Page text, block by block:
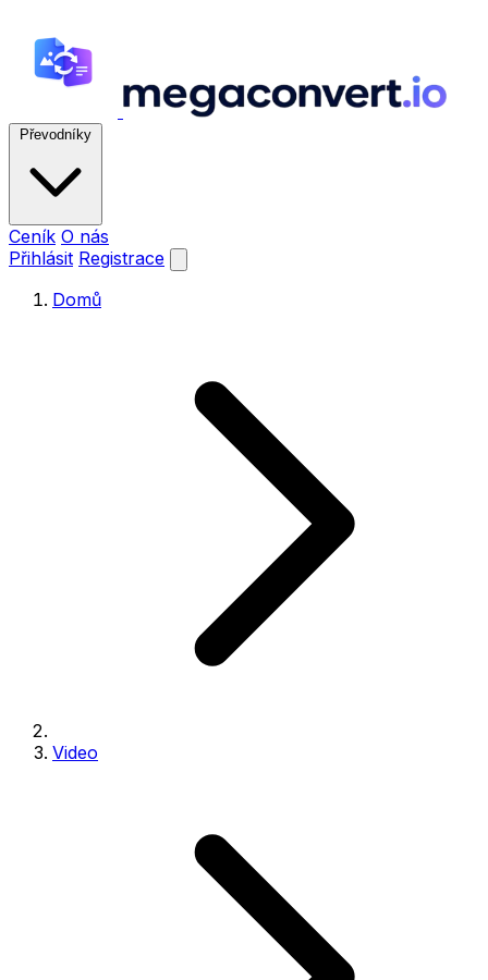
Převodníky
Ceník O nás
Přihlásit Registrace
Domů
Video